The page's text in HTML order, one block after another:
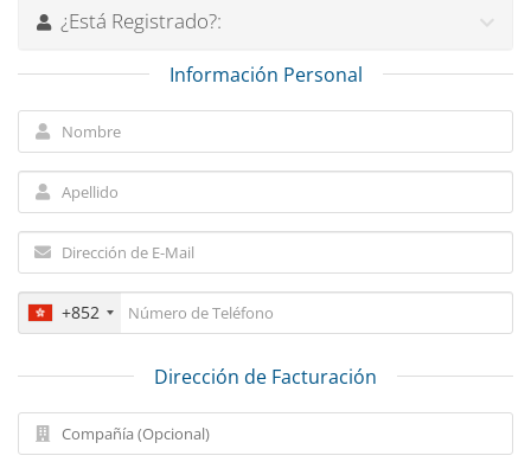
¿Está Registrado?:
Información Personal
+852
Dirección de Facturación